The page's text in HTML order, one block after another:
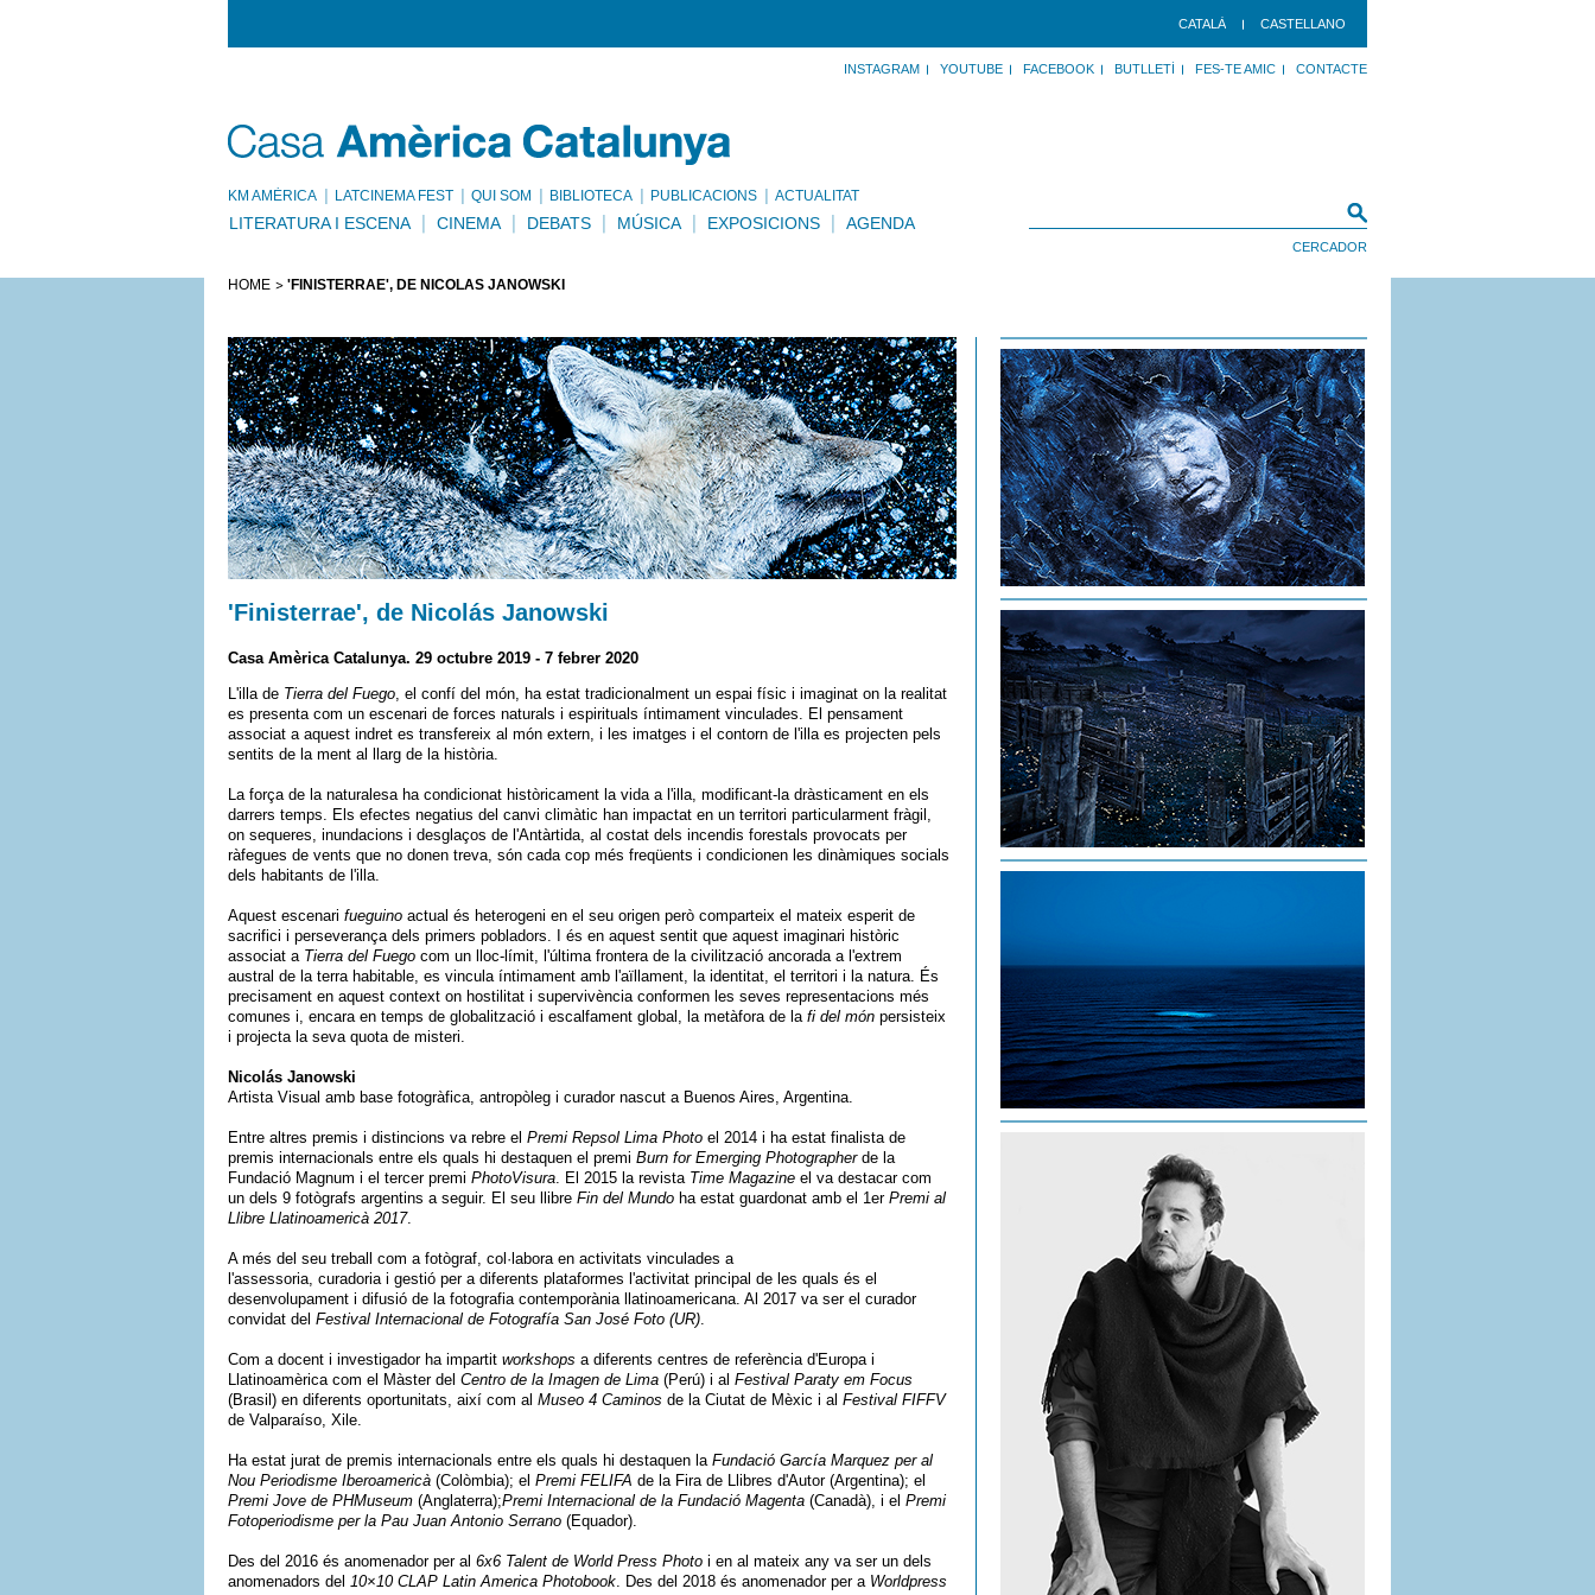
CATALÀ CASTELLANO
INSTAGRAM YOUTUBE FACEBOOK BUTLLETÍ FES-TE AMIC CONTACTE
KM AMÈRICA LATCINEMA FEST QUI SOM BIBLIOTECA PUBLICACIONS ACTUALITAT
LITERATURA I ESCENA CINEMA DEBATS MÚSICA EXPOSICIONS AGENDA
HOME 'FINISTERRAE', DE NICOLÁS JANOWSKI
'Finisterrae', de Nicolás Janowski
Casa Amèrica Catalunya. 29 octubre 2019 - 7 febrer 2020
L'illa de Tierra del Fuego, el confí del món, ha estat tradicionalment un espai físic i imaginat on la realitat
es presenta com un escenari de forces naturals i espirituals íntimament vinculades. El pensament
associat a aquest indret es transfereix al món extern, i les imatges i el contorn de l'illa es projecten pels
sentits de la ment al llarg de la història.
La força de la naturalesa ha condicionat històricament la vida a l'illa, modificant-la dràsticament en els
darrers temps. Els efectes negatius del canvi climàtic han impactat en un territori particularment fràgil,
on sequeres, inundacions i desglaços de l'Antàrtida, al costat dels incendis forestals provocats per
ràfegues de vents que no donen treva, són cada cop més freqüents i condicionen les dinàmiques socials
dels habitants de l'illa.
Aquest escenari fueguino actual és heterogeni en el seu origen però comparteix el mateix esperit de
sacrifici i perseverança dels primers pobladors. I és en aquest sentit que aquest imaginari històric
associat a Tierra del Fuego com un lloc-límit, l'última frontera de la civilització ancorada a l'extrem
austral de la terra habitable, es vincula íntimament amb l'aïllament, la identitat, el territori i la natura. És
precisament en aquest context on hostilitat i supervivència conformen les seves representacions més
comunes i, encara en temps de globalització i escalfament global, la metàfora de la fi del món persisteix
i projecta la seva quota de misteri.
Nicolás Janowski
Artista Visual amb base fotogràfica, antropòleg i curador nascut a Buenos Aires, Argentina.
Entre altres premis i distincions va rebre el Premi Repsol Lima Photo el 2014 i ha estat finalista de
premis internacionals entre els quals hi destaquen el premi Burn for Emerging Photographerde la
Fundació Magnum i el tercer premi PhotoVisura. El 2015 la revista Time Magazine el va destacar com
un dels 9 fotògrafs argentins a seguir. El seu llibre Fin del Mundo ha estat guardonat amb el 1er Premi al
Llibre Llatinoamericà 2017.
A més del seu treball com a fotògraf, col·labora en activitats vinculades a
l'assessoria, curadoria i gestió per a diferents plataformes l'activitat principal de les quals és el
desenvolupament i difusió de la fotografia contemporània llatinoamericana. Al 2017 va ser el curador
convidat del Festival Internacional de Fotografía San José Foto (UR).
Com a docent i investigador ha impartit workshops a diferents centres de referència d'Europa i
Llatinoamèrica com el Màster del Centro de la Imagen de Lima (Perú) i al Festival Paraty em Focus
(Brasil) en diferents oportunitats, així com al Museo 4 Caminos de la Ciutat de Mèxic i al Festival FIFFV
de Valparaíso, Xile.
Ha estat jurat de premis internacionals entre els quals hi destaquen la Fundació García Marquez per al
Nou Periodisme Iberoamericà (Colòmbia); el Premi FELIFA de la Fira de Llibres d'Autor (Argentina); el
Premi Jove de PHMuseum (Anglaterra);Premi Internacional de la Fundació Magenta (Canadà), i el Premi
Fotoperiodisme per la Pau Juan Antonio Serrano (Equador).
Des del 2016 és anomenador per al 6x6 Talent de World Press Photo i en al mateix any va ser un dels
anomenadors del 10×10 CLAP Latin America Photobook. Des del 2018 és anomenador per a Worldpress